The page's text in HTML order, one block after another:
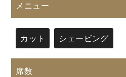
メニュー
カット シェービング
席数